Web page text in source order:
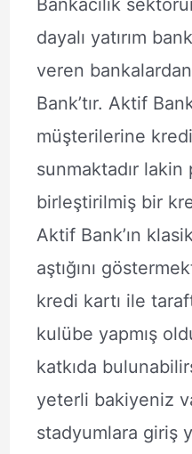
Bankacılık
dayalı yatırım
veren
Bank’tır. Aktif
müşterilerine
sunmaktadır lakin
birleştirilmiş bir
Aktif Bank’ın
aştığını
kredi kartı ile
kulübe yapmış
katkıda
yeterli bakiyeniz
stadyumlara giriş